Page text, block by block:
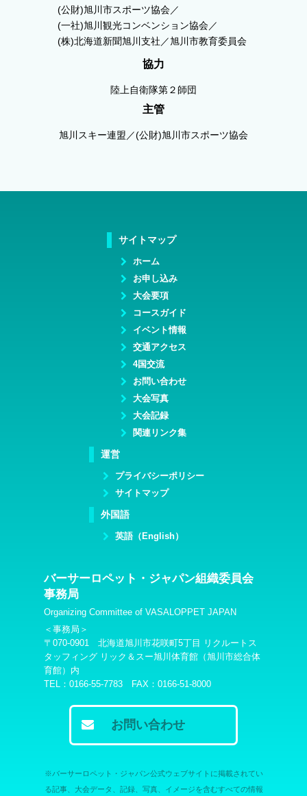
(公財)旭川市スポーツ協会／
(一社)旭川観光コンベンション協会／
(株)北海道新聞旭川支社／旭川市教育委員会
協力
陸上自衛隊第２師団
主管
旭川スキー連盟／(公財)旭川市スポーツ協会
サイトマップ
ホーム
お申し込み
大会要項
コースガイド
イベント情報
交通アクセス
4国交流
お問い合わせ
大会写真
大会記録
関連リンク集
運営
プライバシーポリシー
サイトマップ
外国語
英語（English）
バーサーロペット・ジャパン組織委員会
事務局
Organizing Committee of VASALOPPET JAPAN
＜事務局＞
〒070-0901 北海道旭川市花咲町5丁目 リクルートス
タッフィング リック＆スー旭川体育館（旭川市総合体
育館）内
TEL：0166-55-7783 FAX：0166-51-8000
お問い合わせ
※バーサーロペット・ジャパン公式ウェブサイトに掲載されてい
る記事、大会データ、記録、写真、イメージを含むすべての情報